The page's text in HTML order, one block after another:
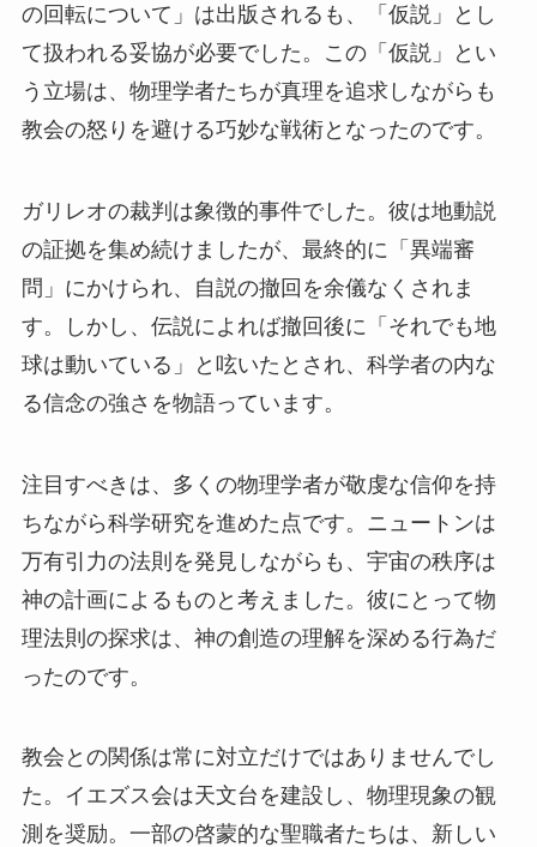
の回転について」は出版されるも、「仮説」とし
て扱われる妥協が必要でした。この「仮説」とい
う立場は、物理学者たちが真理を追求しながらも
教会の怒りを避ける巧妙な戦術となったのです。
ガリレオの裁判は象徴的事件でした。彼は地動説
の証拠を集め続けましたが、最終的に「異端審
問」にかけられ、自説の撤回を余儀なくされま
す。しかし、伝説によれば撤回後に「それでも地
球は動いている」と呟いたとされ、科学者の内な
る信念の強さを物語っています。
注目すべきは、多くの物理学者が敬虔な信仰を持
ちながら科学研究を進めた点です。ニュートンは
万有引力の法則を発見しながらも、宇宙の秩序は
神の計画によるものと考えました。彼にとって物
理法則の探求は、神の創造の理解を深める行為だ
ったのです。
教会との関係は常に対立だけではありませんでし
た。イエズス会は天文台を建設し、物理現象の観
測を奨励。一部の啓蒙的な聖職者たちは、新しい